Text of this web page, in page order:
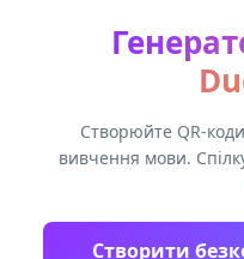
Створюйте QR-
вивчення мови.
Створити